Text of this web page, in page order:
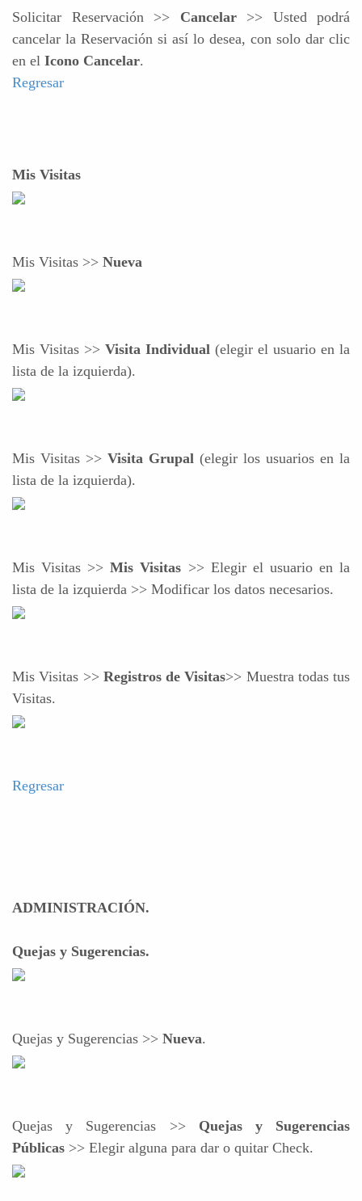
Solicitar Reservación >> Cancelar>> Usted podrá
cancelar la Reservación si así lo desea, con solo dar clic
en el Icono Cancelar.
Regresar
Mis Visitas
Mis Visitas >> Nueva
Mis Visitas >> Visita Individual (elegir el usuario en la
lista de la izquierda).
Mis Visitas >> Visita Grupal (elegir los usuarios en la
lista de la izquierda).
Mis Visitas >>Mis Visitas >> Elegir el usuario en la
lista de la izquierda >> Modificar los datos necesarios.
Mis Visitas >> Registros de Visitas>> Muestra todas tus
Visitas.
Regresar
ADMINISTRACIÓN.
Quejas y Sugerencias.
Quejas y Sugerencias >> Nueva.
Quejas y Sugerencias >> Quejas y Sugerencias
Públicas >> Elegir alguna para dar o quitar Check.